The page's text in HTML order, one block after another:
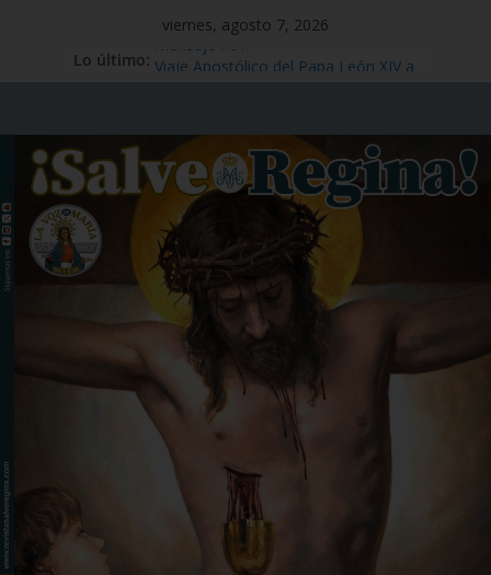
viernes, agosto 7, 2026
Lo último: Mensaje #97
Señor Jesucristo – 1 de julio
Santo Tomás Apóstol – 3 de julio
San Benito abad – 11 de julio